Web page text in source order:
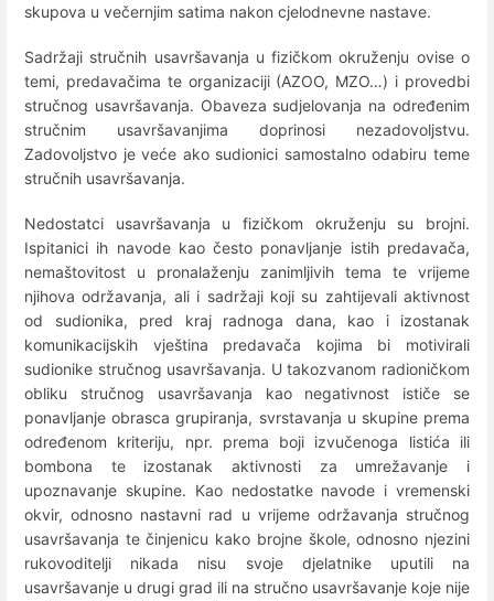
skupova u večernjim satima nakon cjelodnevne nastave.
Sadržaji stručnih usavršavanja u fizičkom okruženju ovise o
temi, predavačima te organizaciji (AZOO, MZO…) i provedbi
stručnog usavršavanja. Obaveza sudjelovanja na određenim
stručnim usavršavanjima doprinosi nezadovoljstvu.
Zadovoljstvo je veće ako sudionici samostalno odabiru teme
stručnih usavršavanja.
Nedostatci usavršavanja u fizičkom okruženju su brojni.
Ispitanici ih navode kao često ponavljanje istih predavača,
nemaštovitost u pronalaženju zanimljivih tema te vrijeme
njihova održavanja, ali i sadržaji koji su zahtijevali aktivnost
od sudionika, pred kraj radnoga dana, kao i izostanak
komunikacijskih vještina predavača kojima bi motivirali
sudionike stručnog usavršavanja. U takozvanom radioničkom
obliku stručnog usavršavanja kao negativnost ističe se
ponavljanje obrasca grupiranja, svrstavanja u skupine prema
određenom kriteriju, npr. prema boji izvučenoga listića ili
bombona te izostanak aktivnosti za umrežavanje i
upoznavanje skupine. Kao nedostatke navode i vremenski
okvir, odnosno nastavni rad u vrijeme održavanja stručnog
usavršavanja te činjenicu kako brojne škole, odnosno njezini
rukovoditelji nikada nisu svoje djelatnike uputili na
usavršavanje u drugi grad ili na stručno usavršavanje koje nije